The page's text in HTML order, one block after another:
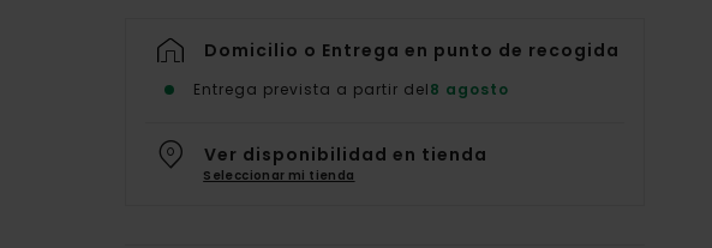
Domicilio o Entrega en punto de recogida
Entrega prevista a partir del8 agosto
Ver disponibilidad en tienda
Seleccionar mi tienda